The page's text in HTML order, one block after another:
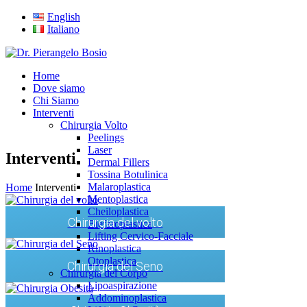
English
Italiano
Home
Dove siamo
Chi Siamo
Interventi
Chirurgia Volto
Peelings
Laser
Dermal Fillers
Tossina Botulinica
Malaroplastica
Mentoplastica
Cheiloplastica
Blefaroplastica
Lifting Cervico-Facciale
Rinoplastica
Otoplastica
Chirurgia del Corpo
Lipoaspirazione
Addominoplastica
Interventi
Home Interventi
Chirurgia del volto
Chirurgia del Seno